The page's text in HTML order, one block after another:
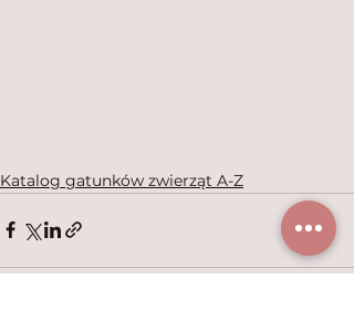
Katalog gatunków zwierząt A-Z